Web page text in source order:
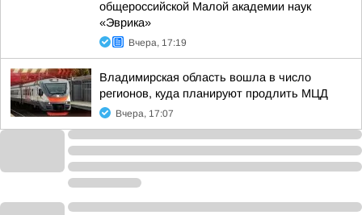
общероссийской Малой академии наук
«Эврика»
Вчера, 17:19
Владимирская область вошла в число
регионов, куда планируют продлить МЦД
Вчера, 17:07